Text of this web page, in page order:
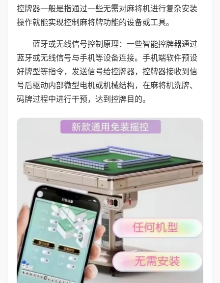
控牌器一般是指通过一些无需对麻将机进行复杂安装
操作就能实现控制麻将牌功能的设备或工具。
蓝牙或无线信号控制原理：一些智能控牌器通过
蓝牙或无线信号与手机等设备连接。手机端软件预设
好牌型等指令，发送信号给控牌器，控牌器接收到信
号后驱动内部微型电机或机械结构，在麻将机洗牌、
码牌过程中进行干预，达到控牌目的。